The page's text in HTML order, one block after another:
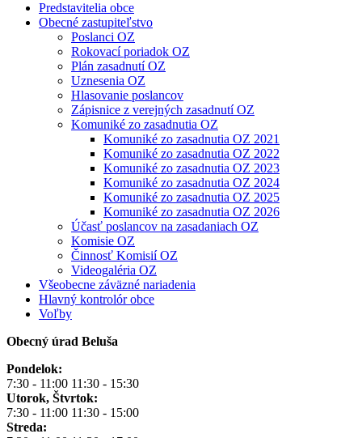
Predstavitelia obce
Obecné zastupiteľstvo
Poslanci OZ
Rokovací poriadok OZ
Plán zasadnutí OZ
Uznesenia OZ
Hlasovanie poslancov
Zápisnice z verejných zasadnutí OZ
Komuniké zo zasadnutia OZ
Komuniké zo zasadnutia OZ 2021
Komuniké zo zasadnutia OZ 2022
Komuniké zo zasadnutia OZ 2023
Komuniké zo zasadnutia OZ 2024
Komuniké zo zasadnutia OZ 2025
Komuniké zo zasadnutia OZ 2026
Účasť poslancov na zasadaniach OZ
Komisie OZ
Činnosť Komisií OZ
Videogaléria OZ
Všeobecne záväzné nariadenia
Hlavný kontrolór obce
Voľby
Obecný úrad Beluša
Pondelok:
7:30 - 11:00 11:30 - 15:30
Utorok, Štvrtok:
7:30 - 11:00 11:30 - 15:00
Streda: